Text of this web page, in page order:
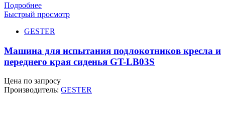
Подробнее
Быстрый просмотр
GESTER
Машина для испытания подлокотников кресла и
переднего края сиденья GT-LB03S
Цена по запросу
Производитель: GESTER